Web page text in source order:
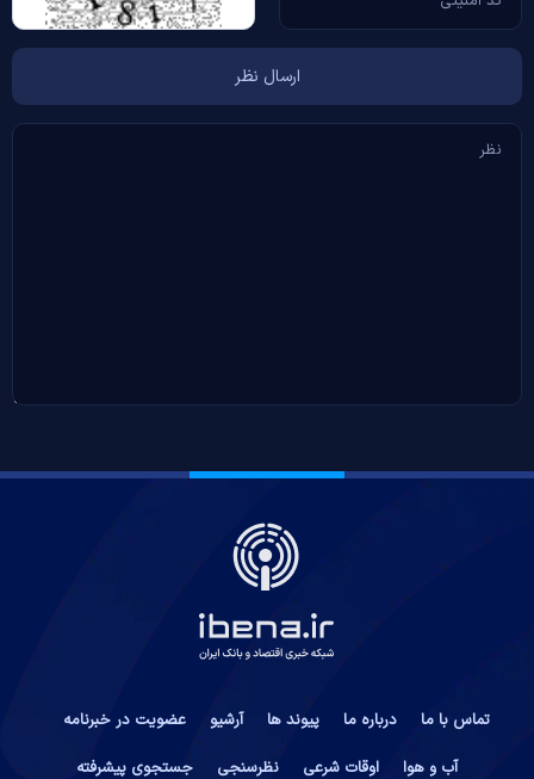
تماس با ما درباره ما پیوند ها آرشیو
عضویت در خبرنامه
آب و هوا
اوقات شرعی نظرسنجی جستجوی پیشرفته